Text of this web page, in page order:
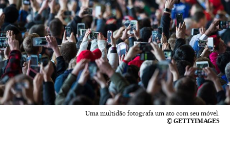
Uma multidão fotografa um ato com seu móvel.
© GETTYIMAGES